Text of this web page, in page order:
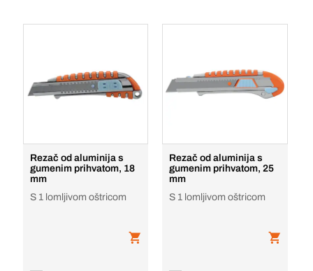
Rezač od aluminija s
gumenim prihvatom, 18
mm
S 1 lomljivom oštricom
Rezač od aluminija s
gumenim prihvatom, 25
mm
S 1 lomljivom oštricom